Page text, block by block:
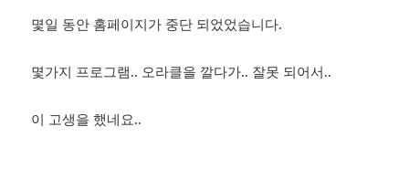
몇일 동안 홈페이지가 중단 되었었습니다.
몇가지 프로그램.. 오라클을 깔다가.. 잘못 되어서..
이 고생을 했네요..